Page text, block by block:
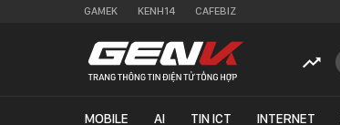
GAMEK KENH14 CAFEBIZ
MOBILE AI TIN ICT INTERNET